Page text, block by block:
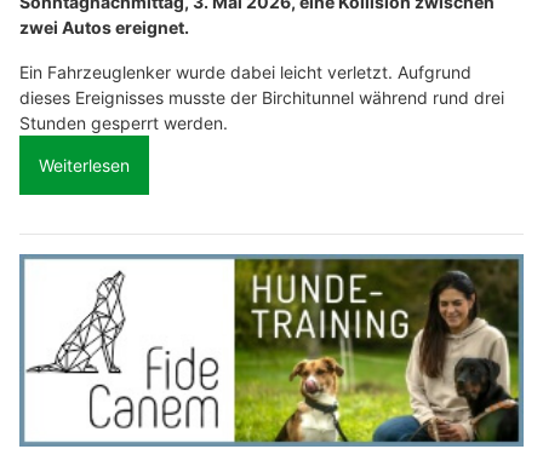
zwei Autos ereignet.
Ein Fahrzeuglenker wurde dabei leicht verletzt. Aufgrund
dieses Ereignisses musste der Birchitunnel während rund drei
Stunden gesperrt werden.
Weiterlesen